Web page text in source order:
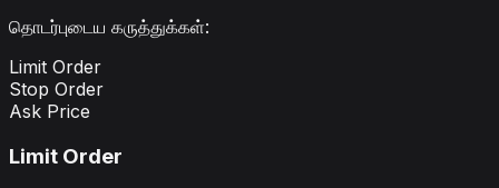
தொடர்புடைய கருத்துக்கள்:
Limit Order
Stop Order
Ask Price
Limit Order